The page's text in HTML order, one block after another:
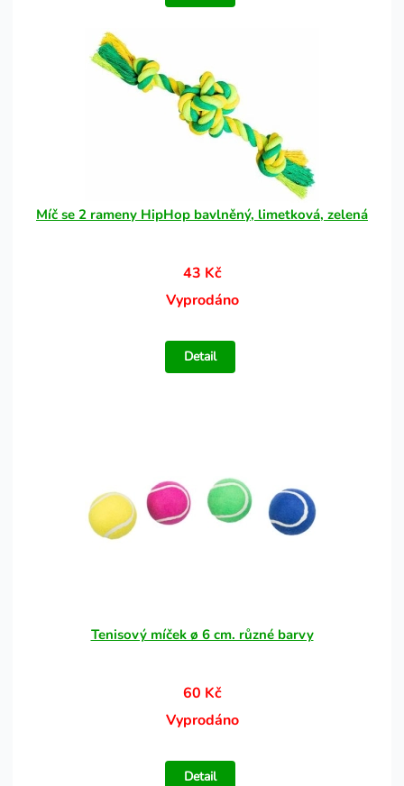
Míč se 2 rameny HipHop bavlněný, limetková, zelená
43 Kč
Vyprodáno
Detail
Tenisový míček ø 6 cm. různé barvy
60 Kč
Vyprodáno
Detail